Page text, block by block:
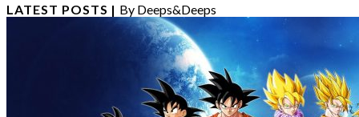
LATEST POSTS | By Deeps&Deeps